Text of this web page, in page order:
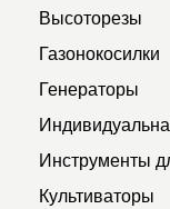
Высоторезы
Газонокосилки
Генераторы
Инструменты
Культиваторы